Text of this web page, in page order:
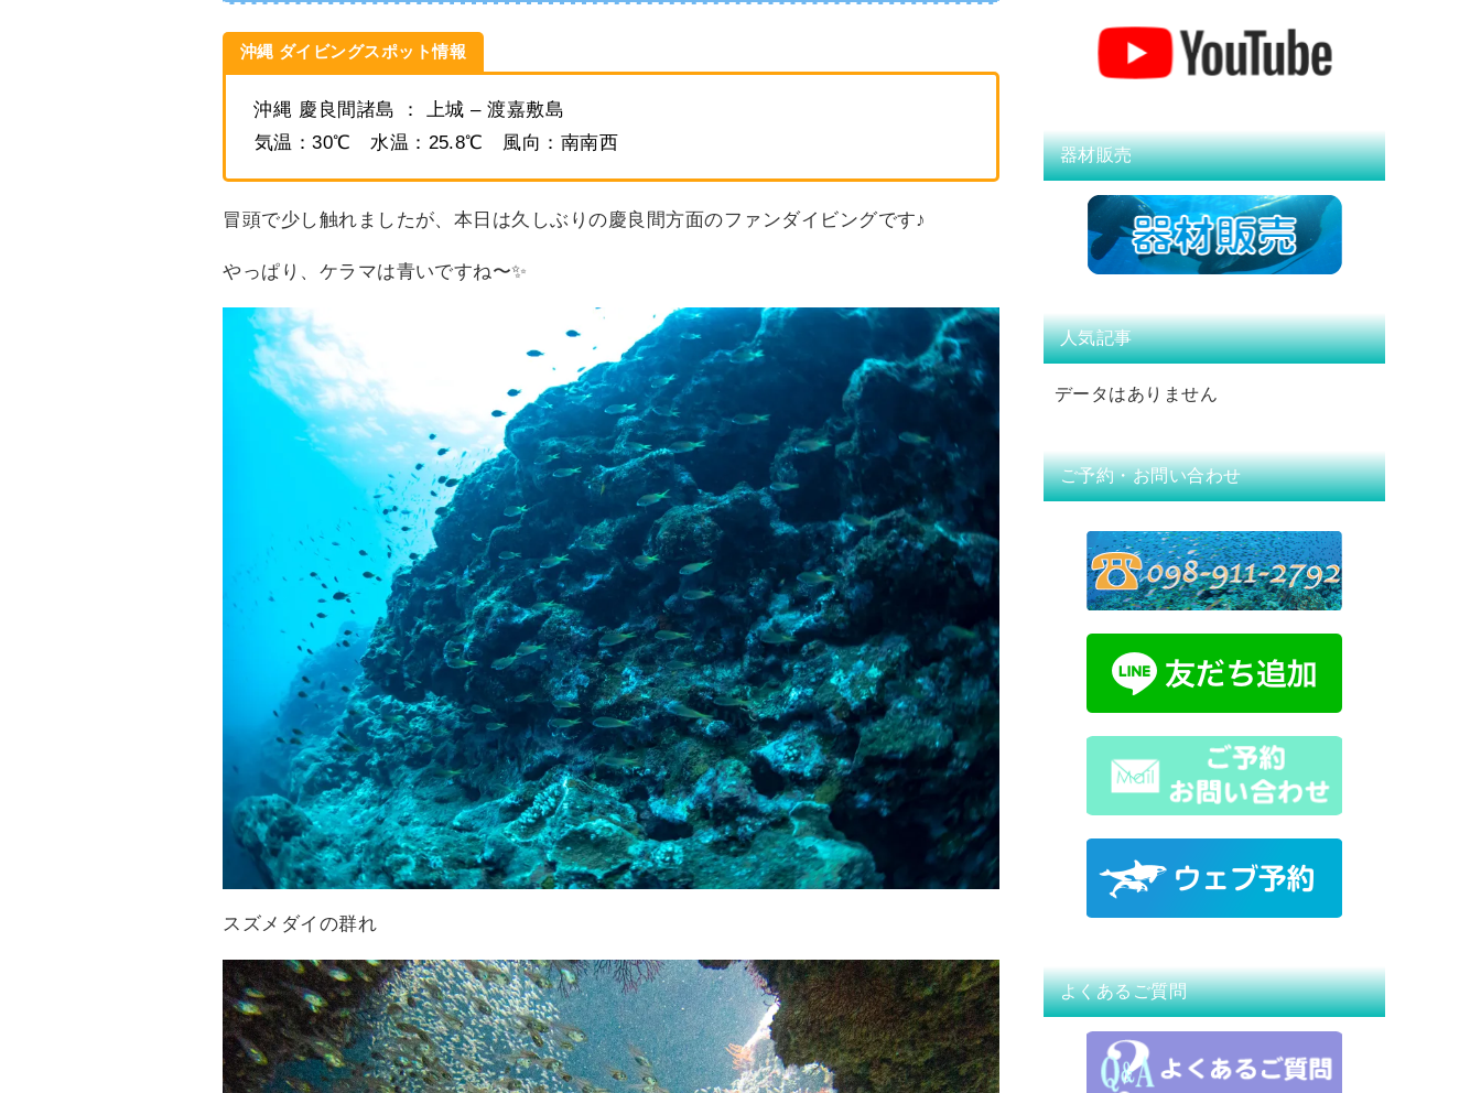
沖縄 ダイビングスポット情報
沖縄 慶良間諸島 ： 上城 – 渡嘉敷島
気温：30℃ 水温：25.8℃ 風向：南南西
冒頭で少し触れましたが、本日は久しぶりの慶良間方面のファンダイビングです♪
やっぱり、ケラマは青いですね〜✨
スズメダイの群れ
器材販売
人気記事
データはありません
ご予約・お問い合わせ
よくあるご質問